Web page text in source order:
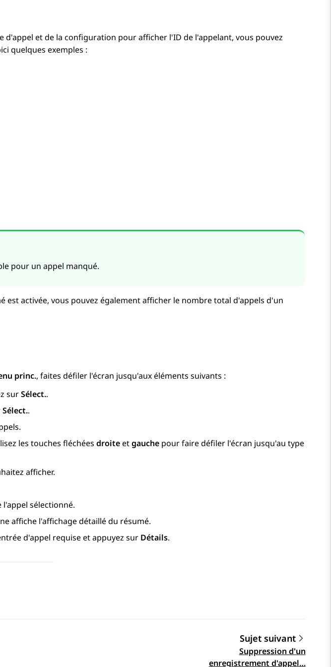
d'appel et de la configuration pour afficher l'ID de l'appelant, vous pouvez
quelques exemples :
pour un appel manqué.
est activée, vous pouvez également afficher le nombre total d'appels d'un
princ., faites défiler l'écran jusqu'aux éléments suivants :
surSélect..
Sélect..
les touches fléchées droiteetgauche pour faire défiler l'écran jusqu'au type
afficher.
l'appel sélectionné.
affiche l'affichage détaillé du résumé.
d'appel requise et appuyez sur Détails.
Sujet suivant
Suppression d'un
enregistrement d'appel…